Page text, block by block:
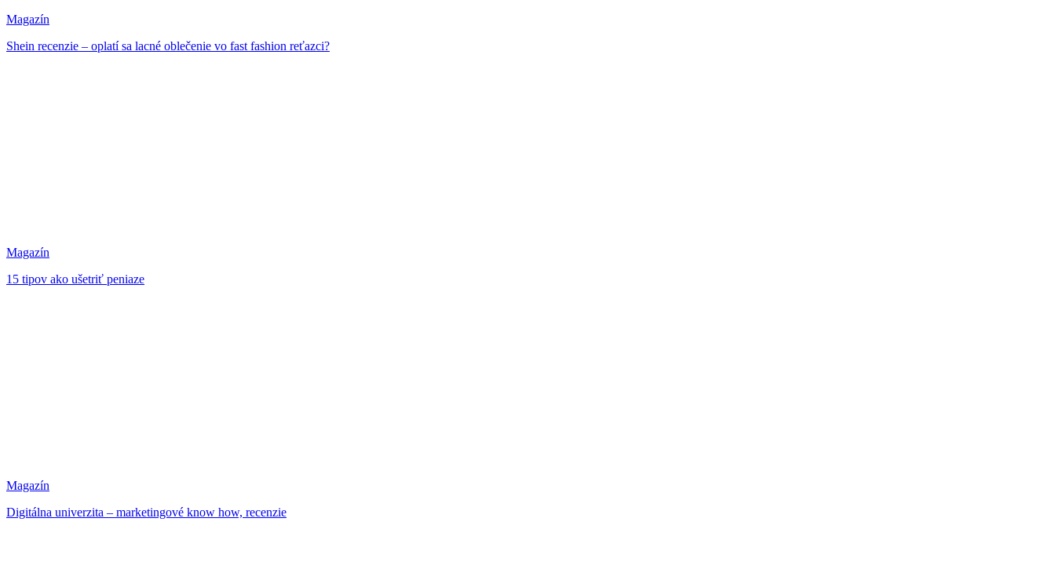
Magazín
Shein recenzie – oplatí sa lacné oblečenie vo fast fashion reťazci?
Magazín
15 tipov ako ušetriť peniaze
Magazín
Digitálna univerzita – marketingové know how, recenzie